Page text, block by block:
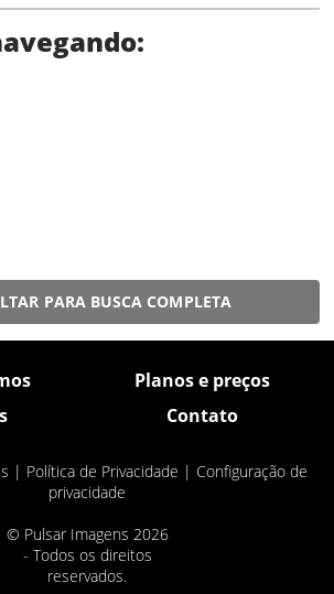
PARA BUSCA COMPLETA
Planos e preços
Contato
| Política de Privacidade | Configuração de
privacidade
© Pulsar Imagens 2026
- Todos os direitos
reservados.